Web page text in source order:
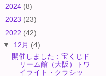
2024 (8)
2023 (23)
2022 (42)
▼ 12月 (4)
開催しました：宝くじド
リーム館（大阪）トワ
イライト・クラシッ